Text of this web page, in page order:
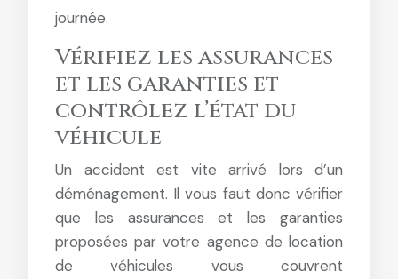
journée.
Vérifiez les assurances
et les garanties et
contrôlez l’état du
véhicule
Un accident est vite arrivé lors d’un
déménagement. Il vous faut donc vérifier
que les assurances et les garanties
proposées par votre agence de location
de véhicules vous couvrent